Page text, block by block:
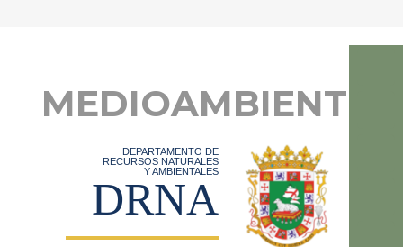
MEDIOAMBIENTE
DEPARTAMENTO DE
RECURSOS NATURALES
Y AMBIENTALES
DRNA